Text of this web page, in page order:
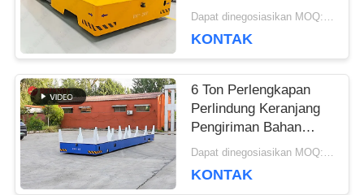
Magnetik
Dapat dinegosiasikan MOQ:1 set/set
KONTAK
6 Ton Perlengkapan
Perlindung Keranjang
Pengiriman Bahan
Tanpa Jejak
Dapat dinegosiasikan MOQ:1 set/set
KONTAK